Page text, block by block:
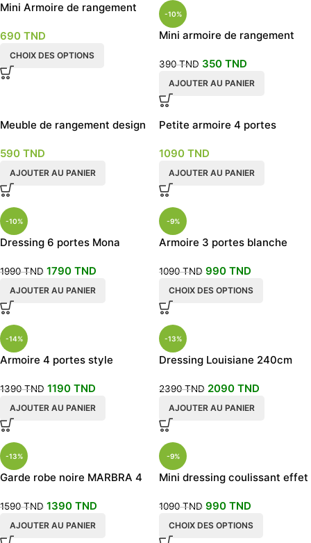
Mini Armoire de rangement
690 TND
CHOIX DES OPTIONS
-10%
Mini armoire de rangement
390TND 350 TND
AJOUTER AU PANIER
Meuble de rangement design
590 TND
AJOUTER AU PANIER
Petite armoire 4 portes
1090 TND
AJOUTER AU PANIER
-10%
Dressing 6 portes Mona
1990TND 1790 TND
AJOUTER AU PANIER
-9%
Armoire 3 portes blanche
1090TND 990 TND
CHOIX DES OPTIONS
-14%
Armoire 4 portes style
1390TND 1190 TND
AJOUTER AU PANIER
-13%
Dressing Louisiane 240cm
2390TND 2090 TND
AJOUTER AU PANIER
-13%
Garde robe noire MARBRA 4
1590TND 1390 TND
AJOUTER AU PANIER
-9%
Mini dressing coulissant effet
1090TND 990 TND
CHOIX DES OPTIONS